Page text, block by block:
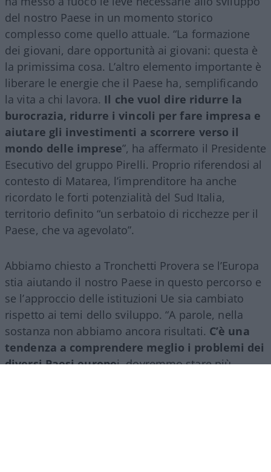
del nostro Paese in un momento storico
complesso come quello attuale. “La formazione
dei giovani, dare opportunità ai giovani: questa è
la primissima cosa. L’altro elemento importante è
liberare le energie che il Paese ha, semplificando
la vita a chi lavora. Il che vuol dire ridurre la
burocrazia, ridurre i vincoli per fare impresa e
aiutare gli investimenti a scorrere verso il
mondo delle imprese”, ha affermato il Presidente
Esecutivo del gruppo Pirelli. Proprio riferendosi al
contesto di Matarea, l’imprenditore ha anche
ricordato le forti potenzialità del Sud Italia,
territorio definito “un serbatoio di ricchezze per il
Paese, che va agevolato”.
Abbiamo chiesto a Tronchetti Provera se l’Europa
stia aiutando il nostro Paese in questo percorso e
se l’approccio delle istituzioni Ue sia cambiato
rispetto ai temi dello sviluppo. “A parole, nella
sostanza non abbiamo ancora risultati. C’è una
tendenza a comprendere meglio i problemi dei
diversi Paesi europei, dovremmo stare più